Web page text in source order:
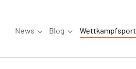
News
Submenu for "News"
Blog
Submenu for "Blog"
Wettkampfsport